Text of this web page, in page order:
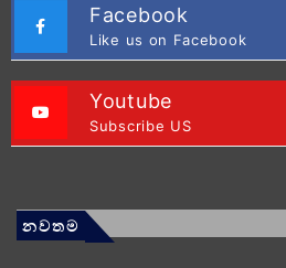
Facebook
Like us on Facebook
Youtube
Subscribe US
නවතම